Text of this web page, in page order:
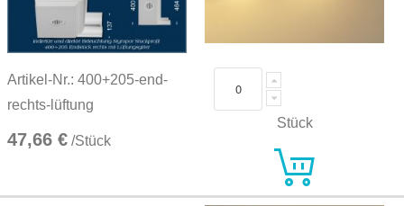
Artikel-Nr.: 400+205-end-
rechts-lüftung
47,66 € /Stück
Stück